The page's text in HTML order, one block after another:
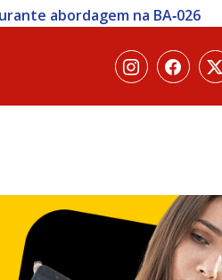
abordagem na BA‑026